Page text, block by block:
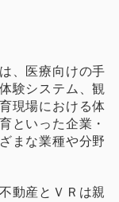
、医療向けの手
験システム、観
現場における体
といった企業・
まな業種や分野
動産とＶＲは親